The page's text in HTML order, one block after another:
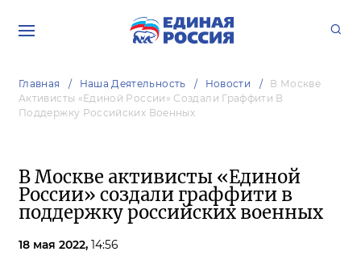
Главная Наша Деятельность Новости
В Москве
Активисты «Единой России» Создали Граффити В
Поддержку Российских Военных
В Москве активисты «Единой
России» создали граффити в
поддержку российских военных
18 мая 2022, 14:56